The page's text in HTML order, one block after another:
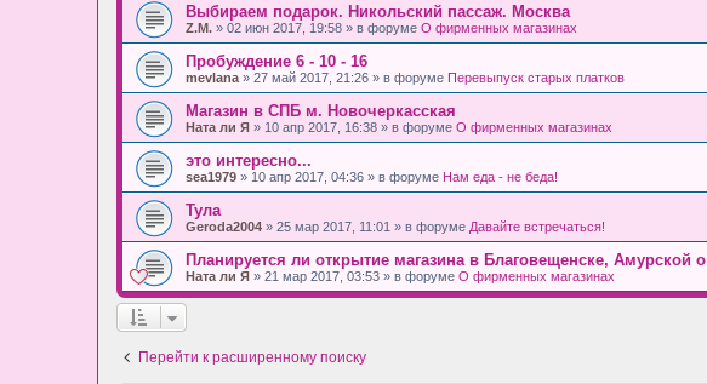
Выбираем подарок. Никольский пассаж. Москва
Z.M. » 02 июн 2017, 19:58 » в форуме О фирменных магазинах
Пробуждение 6 - 10 - 16
mevlana » 27 май 2017, 21:26 » в форуме Перевыпуск старых платков
Магазин в СПБ м. Новочеркасская
Ната ли Я » 10 апр 2017, 16:38 » в форуме О фирменных магазинах
это интересно...
sea1979 » 10 апр 2017, 04:36 » в форуме Нам еда - не беда!
Тула
Geroda2004 » 25 мар 2017, 11:01 » в форуме Давайте встречаться!
Планируется ли открытие магазина в Благовещенске, Амурской о
Ната ли Я » 21 мар 2017, 03:53 » в форуме О фирменных магазинах
Перейти к расширенному поиску